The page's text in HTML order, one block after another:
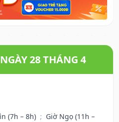
28 THÁNG 4
(7h – 8h) ; Giờ Ngọ (11h –